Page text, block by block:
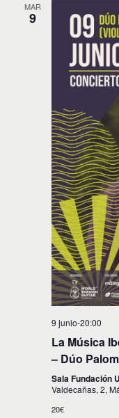
MAR
9
9 junio-20:00
La Música
– Dúo
Sala Fundación
Valdecañas, 2,
20€